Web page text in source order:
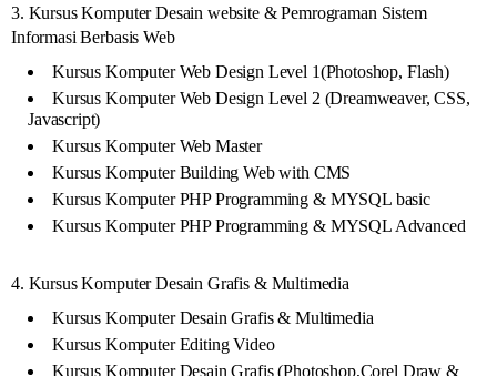
3. Kursus Komputer Desain website & Pemrograman Sistem
Informasi Berbasis Web
Kursus Komputer Web Design Level 1(Photoshop, Flash)
Kursus Komputer Web Design Level 2 (Dreamweaver, CSS,
Javascript)
Kursus Komputer Web Master
Kursus Komputer Building Web with CMS
Kursus Komputer PHP Programming & MYSQL basic
Kursus Komputer PHP Programming & MYSQL Advanced
4. Kursus Komputer Desain Grafis & Multimedia
Kursus Komputer Desain Grafis & Multimedia
Kursus Komputer Editing Video
Kursus Komputer Desain Grafis (Photoshop,Corel Draw &